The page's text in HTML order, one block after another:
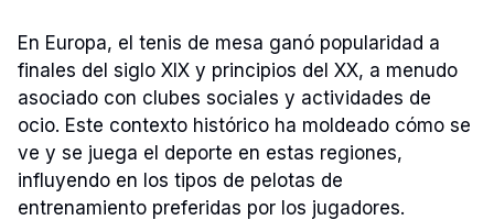
En Europa, el tenis de mesa ganó popularidad a
finales del siglo XIX y principios del XX, a menudo
asociado con clubes sociales y actividades de
ocio. Este contexto histórico ha moldeado cómo se
ve y se juega el deporte en estas regiones,
influyendo en los tipos de pelotas de
entrenamiento preferidas por los jugadores.